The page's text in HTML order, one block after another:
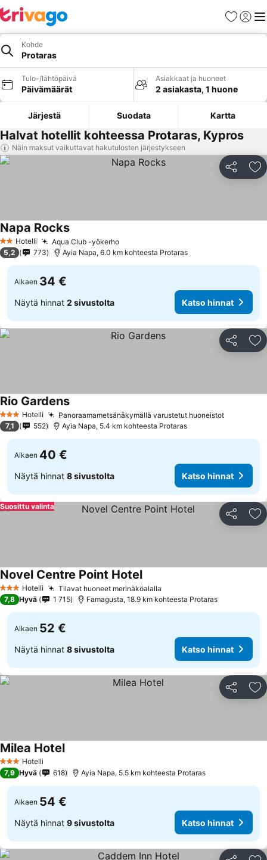
Suosikit
Kohde
Protaras
Tulo-/lähtöpäivä
Päivämäärät
Asiakkaat ja huoneet
2 asiakasta, 1 huone
Järjestä Suodata Kartta
Halvat hotellit kohteessa Protaras, Kypros
Näin maksut vaikuttavat hakutulosten järjestykseen
Jaa
2 Tähtiluokitus
Hotelli Aqua Club -yökerhoKatso hinnat
Napa RocksKatso hinnat
5,2 773 Ayia Napa, 6.0 km kohteesta Protaras
Alkaen 34 €
Näytä hinnat 2 sivustolta Katso hinnat
Jaa
3 Tähtiluokitus
Hotelli Panoraamametsänäkymällä varustetut huoneistotKatso
Rio GardensKatso hinnat
7,1 552 Ayia Napa, 5.4 km kohteesta Protaras
Alkaen 40 €
Näytä hinnat 8 sivustolta Katso hinnat
Jaa
Suosittu valinta
3 Tähtiluokitus
Hotelli Tilavat huoneet merinäköalalla
Novel Centre Point HotelKatso hinnat
7,8 Hyvä 1 715 Famagusta, 18.9 km kohteesta Protaras
Alkaen 52 €
Näytä hinnat 8 sivustolta Katso hinnat
Jaa
3 Tähtiluokitus
Hotelli
Milea HotelKatso hinnat
7,9 Hyvä 618 Ayia Napa, 5.5 km kohteesta Protaras
Alkaen 54 €
Näytä hinnat 9 sivustolta Katso hinnat